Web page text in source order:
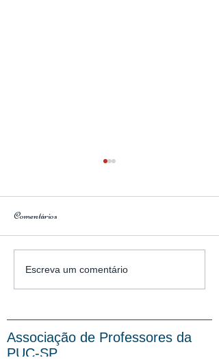
Assembleia 19/08 em defesa dos
direitos da categoria!
Comentários
Escreva um comentário
Associação de Professores da
PUC-SP